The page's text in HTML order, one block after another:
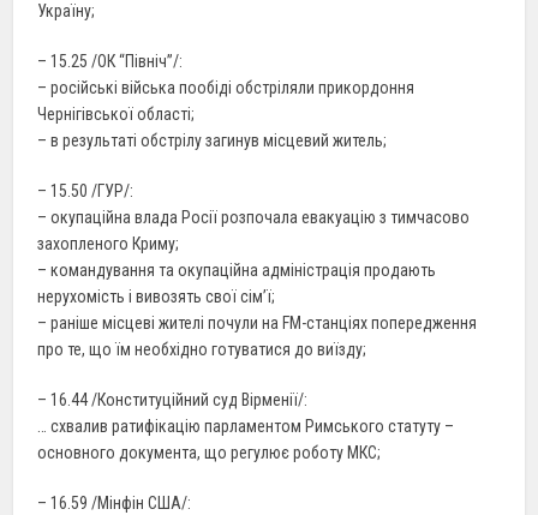
Україну;
– 15.25 /ОК “Північ”/:
– російські війська пообіді обстріляли прикордоння
Чернігівської області;
– в результаті обстрілу загинув місцевий житель;
– 15.50 /ГУР/:
– окупаційна влада Росії розпочала евакуацію з тимчасово
захопленого Криму;
– командування та окупаційна адміністрація продають
нерухомість і вивозять свої сім’ї;
– раніше місцеві жителі почули на FM-станціях попередження
про те, що їм необхідно готуватися до виїзду;
– 16.44 /Конституційний суд Вірменії/:
… схвалив ратифікацію парламентом Римського статуту –
основного документа, що регулює роботу МКС;
– 16.59 /Мінфін США/: